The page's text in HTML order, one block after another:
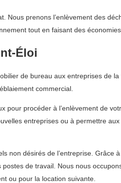
Nous prenons l’enlèvement des
tout en faisant des économies.
Éloi
de bureau aux entreprises de
commercial.
procéder à l’enlèvement de
entreprises ou à permettre
désirés de l’entreprise. Grâce
de travail. Nous nous
ou pour la location suivante.